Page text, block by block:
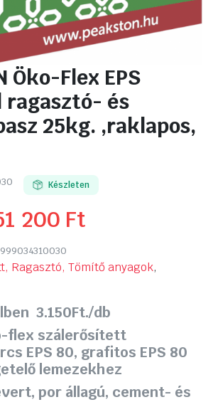
Öko-Flex EPS
és
25kg. ,raklapos,
Készleten
200 Ft
Ragasztó, Tömítő anyagok,
3.150Ft./db
flex szálerősített
EPS 80, grafitos EPS 80
lemezekhez
por állagú, cement- és